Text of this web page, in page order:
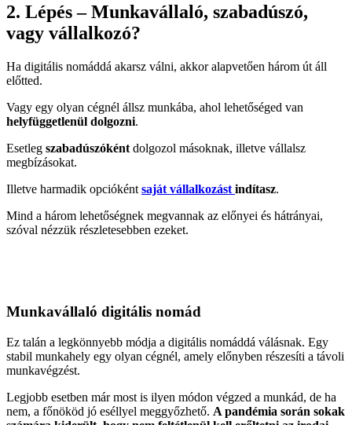
2. Lépés – Munkavállaló, szabadúszó,
vagy vállalkozó?
Ha digitális nomáddá akarsz válni, akkor alapvetően három út áll
előtted.
Vagy egy olyan cégnél állsz munkába, ahol lehetőséged van
helyfüggetlenül dolgozni.
Esetleg szabadúszóként dolgozol másoknak, illetve vállalsz
megbízásokat.
Illetve harmadik opcióként saját vállalkozást indítasz.
Mind a három lehetőségnek megvannak az előnyei és hátrányai,
szóval nézzük részletesebben ezeket.
Munkavállaló digitális nomád
Ez talán a legkönnyebb módja a digitális nomáddá válásnak. Egy
stabil munkahely egy olyan cégnél, amely előnyben részesíti a távoli
munkavégzést.
Legjobb esetben már most is ilyen módon végzed a munkád, de ha
nem, a főnököd jó eséllyel meggyőzhető. A pandémia során sokak